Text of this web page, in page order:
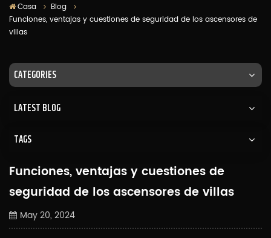
Casa
Blog
Funciones, ventajas y cuestiones de seguridad de los ascensores de
villas
CATEGORIES
LATEST BLOG
TAGS
Funciones, ventajas y cuestiones de
seguridad de los ascensores de villas
May 20, 2024